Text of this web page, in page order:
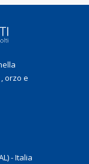
orzo e
- Italia